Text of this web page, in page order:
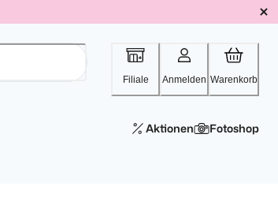
Filiale Anmelden Warenkorb
Aktionen Fotoshop